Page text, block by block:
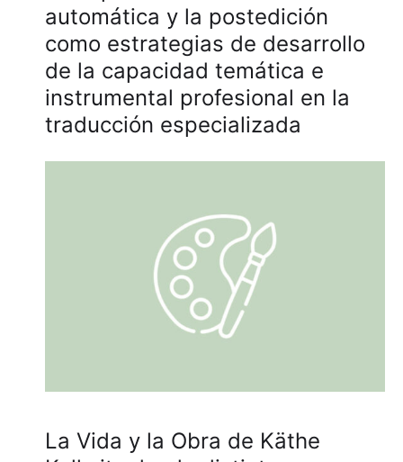
automática y la postedición
como estrategias de desarrollo
de la capacidad temática e
instrumental profesional en la
traducción especializada
La Vida y la Obra de Käthe